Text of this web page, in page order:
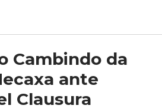
Cambindo da
ante
Clausura